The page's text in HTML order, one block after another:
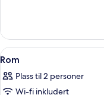
Åpne
alle
bildene
7
Rom
Plass til 2 personer
Wi-fi inkludert